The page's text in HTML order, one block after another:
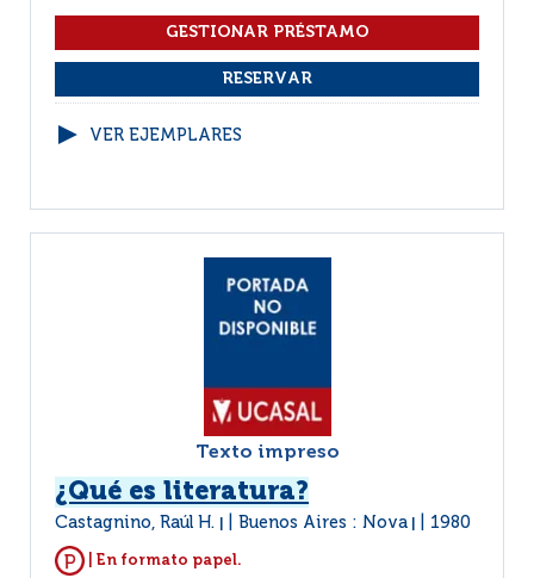
VER EJEMPLARES
Texto impreso
¿Qué es literatura?
Castagnino, Raúl H. Buenos Aires : Nova 1980
| En formato papel.